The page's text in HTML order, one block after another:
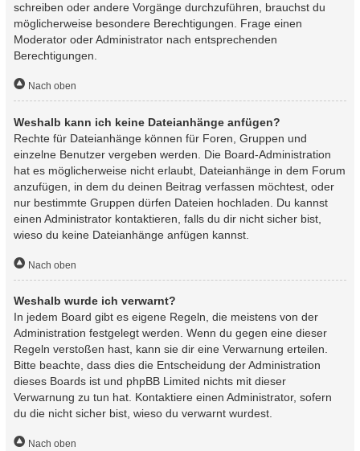
schreiben oder andere Vorgänge durchzuführen, brauchst du
möglicherweise besondere Berechtigungen. Frage einen
Moderator oder Administrator nach entsprechenden
Berechtigungen.
Nach oben
Weshalb kann ich keine Dateianhänge anfügen?
Rechte für Dateianhänge können für Foren, Gruppen und
einzelne Benutzer vergeben werden. Die Board-Administration
hat es möglicherweise nicht erlaubt, Dateianhänge in dem Forum
anzufügen, in dem du deinen Beitrag verfassen möchtest, oder
nur bestimmte Gruppen dürfen Dateien hochladen. Du kannst
einen Administrator kontaktieren, falls du dir nicht sicher bist,
wieso du keine Dateianhänge anfügen kannst.
Nach oben
Weshalb wurde ich verwarnt?
In jedem Board gibt es eigene Regeln, die meistens von der
Administration festgelegt werden. Wenn du gegen eine dieser
Regeln verstoßen hast, kann sie dir eine Verwarnung erteilen.
Bitte beachte, dass dies die Entscheidung der Administration
dieses Boards ist und phpBB Limited nichts mit dieser
Verwarnung zu tun hat. Kontaktiere einen Administrator, sofern
du die nicht sicher bist, wieso du verwarnt wurdest.
Nach oben